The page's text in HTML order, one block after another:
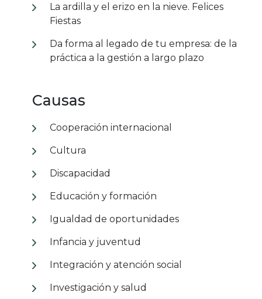
La ardilla y el erizo en la nieve. Felices
Fiestas
Da forma al legado de tu empresa: de la
práctica a la gestión a largo plazo
Causas
Cooperación internacional
Cultura
Discapacidad
Educación y formación
Igualdad de oportunidades
Infancia y juventud
Integración y atención social
Investigación y salud